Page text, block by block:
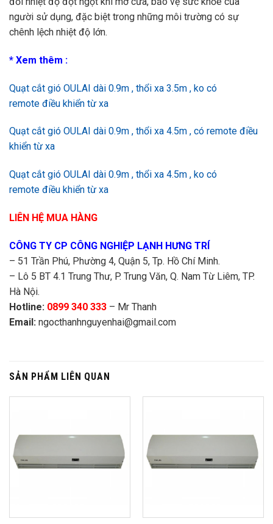
người sử dụng, đặc biệt trong những môi trường có sự
chênh lệch nhiệt độ lớn.
* Xem thêm :
Quạt cắt gió OULAI dài 0.9m , thổi xa 3.5m , ko có
remote điều khiển từ xa
Quạt cắt gió OULAI dài 0.9m , thổi xa 4.5m , có remote điều
khiển từ xa
Quạt cắt gió OULAI dài 0.9m , thổi xa 4.5m , ko có
remote điều khiển từ xa
LIÊN HỆ MUA HÀNG
CÔNG TY CP CÔNG NGHIỆP LẠNH HƯNG TRÍ
– 51 Trần Phú, Phường 4, Quận 5, Tp. Hồ Chí Minh.
– Lô 5 BT 4.1 Trung Thư, P. Trung Văn, Q. Nam Từ Liêm, TP.
Hà Nội.
Hotline: 0899 340 333 – Mr Thanh
Email: ngocthanhnguyenhai@gmail.com
SẢN PHẨM LIÊN QUAN